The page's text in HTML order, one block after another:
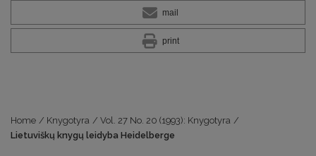
mail
print
Home / Knygotyra / Vol. 27 No. 20 (1993): Knygotyra /
Lietuviškų knygų leidyba Heidelberge